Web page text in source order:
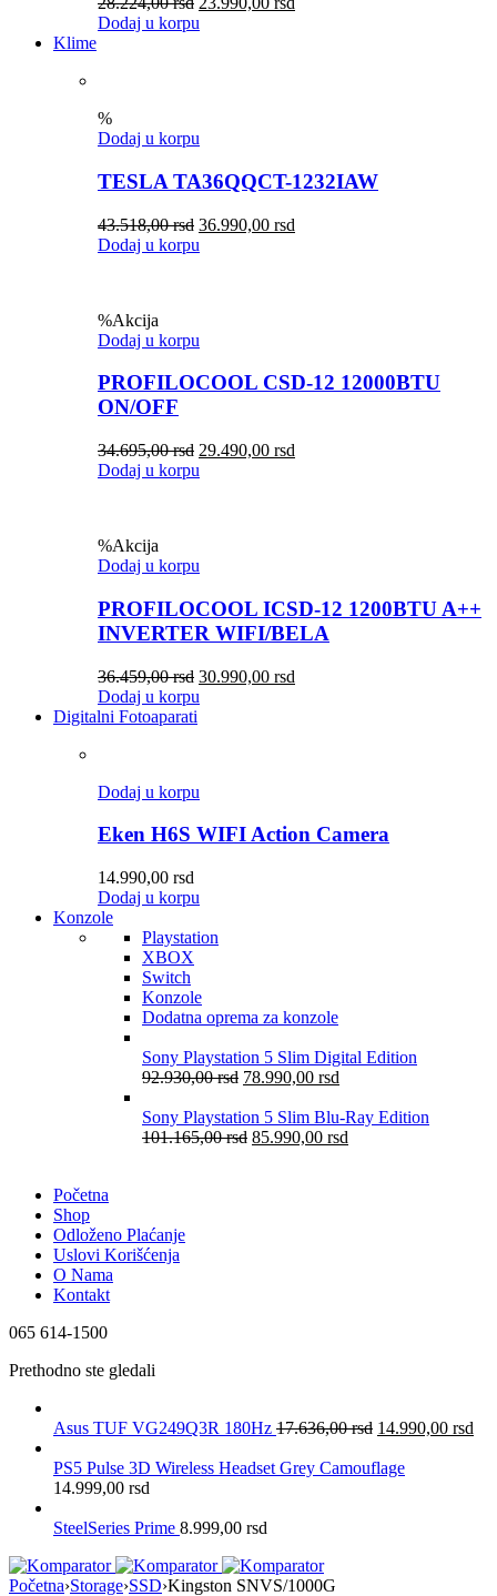
Dodaj u korpu
Klime
%
Dodaj u korpu
TESLA TA36QQCT-1232IAW
43.518,00rsd 36.990,00 rsd
Dodaj u korpu
%Akcija
Dodaj u korpu
PROFILOCOOL CSD-12 12000BTU
ON/OFF
34.695,00rsd 29.490,00 rsd
Dodaj u korpu
%Akcija
Dodaj u korpu
PROFILOCOOL ICSD-12 1200BTU A++
INVERTER WIFI/BELA
36.459,00rsd 30.990,00 rsd
Dodaj u korpu
Digitalni Fotoaparati
Dodaj u korpu
Eken H6S WIFI Action Camera
14.990,00 rsd
Dodaj u korpu
Konzole
Playstation
XBOX
Switch
Konzole
Dodatna oprema za konzole
Sony Playstation 5 Slim Digital Edition
92.930,00rsd 78.990,00 rsd
Sony Playstation 5 Slim Blu-Ray Edition
101.165,00rsd 85.990,00 rsd
Početna
Shop
Odloženo Plaćanje
Uslovi Korišćenja
O Nama
Kontakt
065 614-1500
Prethodno ste gledali
Asus TUF VG249Q3R 180Hz 17.636,00rsd 14.990,00 rsd
PS5 Pulse 3D Wireless Headset Grey Camouflage
14.999,00 rsd
SteelSeries Prime 8.999,00 rsd
Početna›Storage›SSD›Kingston SNVS/1000G